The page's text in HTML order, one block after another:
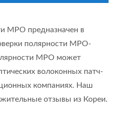
MPO предназначен в
полярности MPO-
MPO может
волоконных патч-
компаниях. Наш
отзывы из Кореи.